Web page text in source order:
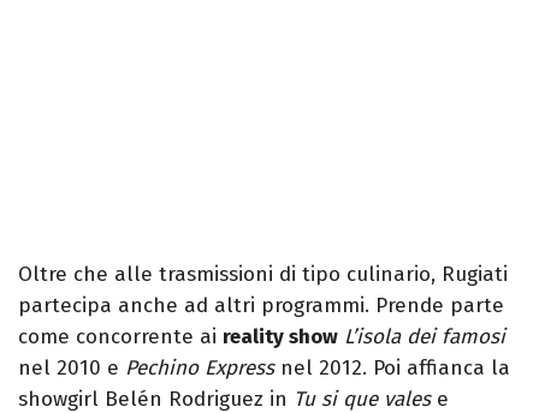
Oltre che alle trasmissioni di tipo culinario, Rugiati
partecipa anche ad altri programmi. Prende parte
come concorrente ai reality show L’isola dei famosi
nel 2010 e Pechino Expressnel 2012. Poi affianca la
showgirl Belén Rodriguez in Tu si que valese